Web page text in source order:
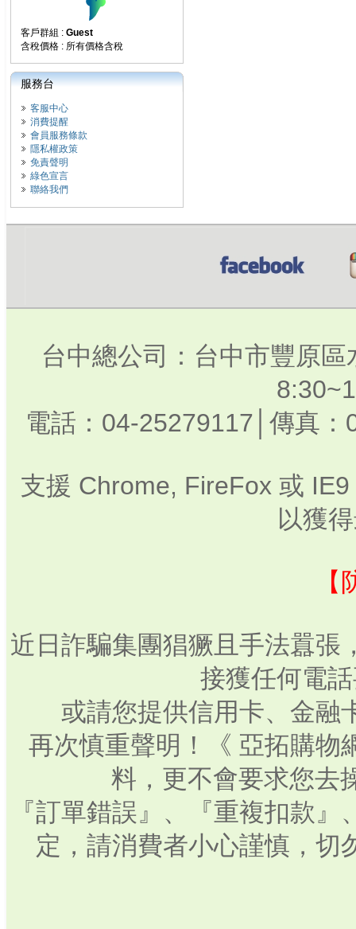
客戶群組 : Guest
含稅價格 : 所有價格含稅
服務台
客服中心
消費提醒
會員服務條款
隱私權政策
免責聲明
綠色宣言
聯絡我們
台中總公司：台中市豐原
電話：04-25279117│傳真
支援 Chrome, FireFox 或
以獲
近日詐騙集團猖獗且手法囂張
接獲任何電
或請您提供信用卡、金融
再次慎重聲明！《 亞拓購物
料，更不會要求您去
『訂單錯誤』、『重複扣款
定，請消費者小心謹慎，切